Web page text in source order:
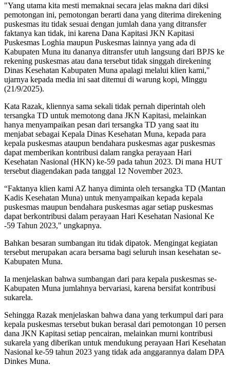
"Yang utama kita mesti memaknai secara jelas makna dari diksi
pemotongan ini, pemotongan berarti dana yang diterima direkening
puskesmas itu tidak sesuai dengan jumlah dana yang ditransfer
faktanya kan tidak, ini karena Dana Kapitasi JKN Kapitasi
Puskesmas Loghia maupun Puskesmas lainnya yang ada di
Kabupaten Muna itu dananya ditransfer utuh langsung dari BPJS ke
rekening puskesmas atau dana tersebut tidak singgah direkening
Dinas Kesehatan Kabupaten Muna apalagi melalui klien kami,"
ujarnya kepada media ini saat ditemui di warung kopi, Minggu
(21/9/2025).
Kata Razak, kliennya sama sekali tidak pernah diperintah oleh
tersangka TD untuk memotong dana JKN Kapitasi, melainkan
hanya menyampaikan pesan dari tersangka TD yang saat itu
menjabat sebagai Kepala Dinas Kesehatan Muna, kepada para
kepala puskesmas ataupun bendahara puskesmas agar puskesmas
dapat memberikan kontribusi dalam rangka perayaan Hari
Kesehatan Nasional (HKN) ke-59 pada tahun 2023. Di mana HUT
tersebut diagendakan pada tanggal 12 November 2023.
“Faktanya klien kami AZ hanya diminta oleh tersangka TD (Mantan
Kadis Kesehatan Muna) untuk menyampaikan kepada kepala
puskesmas maupun bendahara puskesmas agar setiap puskesmas
dapat berkontribusi dalam perayaan Hari Kesehatan Nasional Ke
-59 Tahun 2023," ungkapnya.
Bahkan besaran sumbangan itu tidak dipatok. Mengingat kegiatan
tersebut merupakan acara bersama bagi seluruh insan kesehatan se-
Kabupaten Muna.
Ia menjelaskan bahwa sumbangan dari para kepala puskesmas se-
Kabupaten Muna jumlahnya bervariasi, karena bersifat kontribusi
sukarela.
Sehingga Razak menjelaskan bahwa dana yang terkumpul dari para
kepala puskesmas tersebut bukan berasal dari pemotongan 10 persen
dana JKN Kapitasi setiap pencairan, melainkan murni kontribusi
sukarela yang diberikan untuk mendukung perayaan Hari Kesehatan
Nasional ke-59 tahun 2023 yang tidak ada anggarannya dalam DPA
Dinkes Muna.